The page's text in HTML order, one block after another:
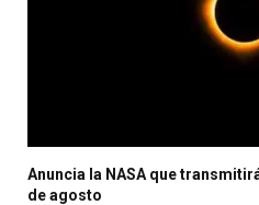
Anuncia la NASA que
de agosto